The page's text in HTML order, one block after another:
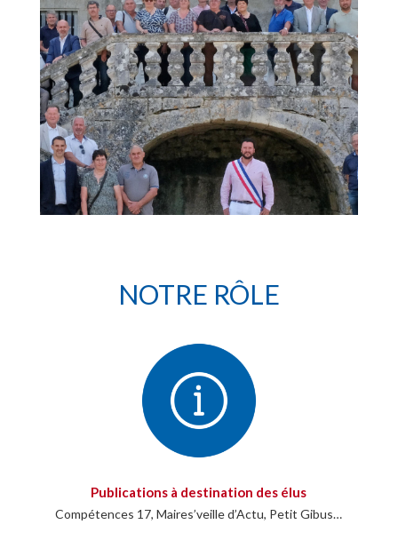
NOTRE RÔLE
Publications à destination des élus
Compétences 17, Maires’veille d’Actu, Petit Gibus…